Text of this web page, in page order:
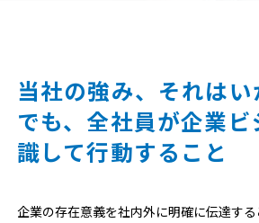
当社の強み、それは
でも、全社員が企業
識して行動すること
企業の存在意義を社内外に明確に伝達す